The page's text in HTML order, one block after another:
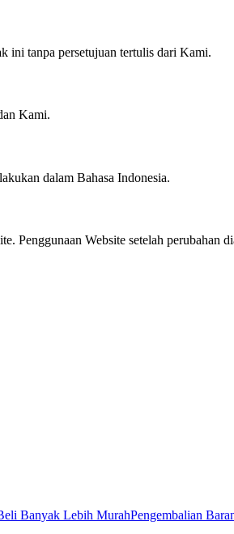
ini tanpa persetujuan tertulis dari Kami.
Kami.
dalam Bahasa Indonesia.
Penggunaan Website setelah perubahan
Banyak Lebih MurahPengembalian